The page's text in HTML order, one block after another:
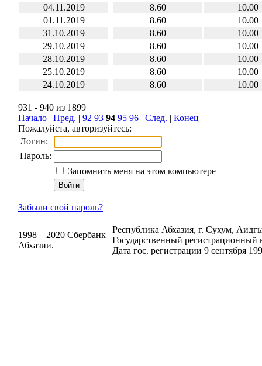
04.11.2019
8.60
10.00
01.11.2019
8.60
10.00
31.10.2019
8.60
10.00
29.10.2019
8.60
10.00
28.10.2019
8.60
10.00
25.10.2019
8.60
10.00
24.10.2019
8.60 10.00
931 - 940 из 1899
Начало | Пред. | 92 93 94 95 96 | След. | Конец
Пожалуйста, авторизуйтесь:
Логин:
Пароль:
Запомнить меня на этом компьютере
Забыли свой пароль?
1998 – 2020 Сбербанк
Абхазии.
Республика Абхазия, г. Сухум,
Государственный регистрационный
Дата гос. регистрации 9 сентября